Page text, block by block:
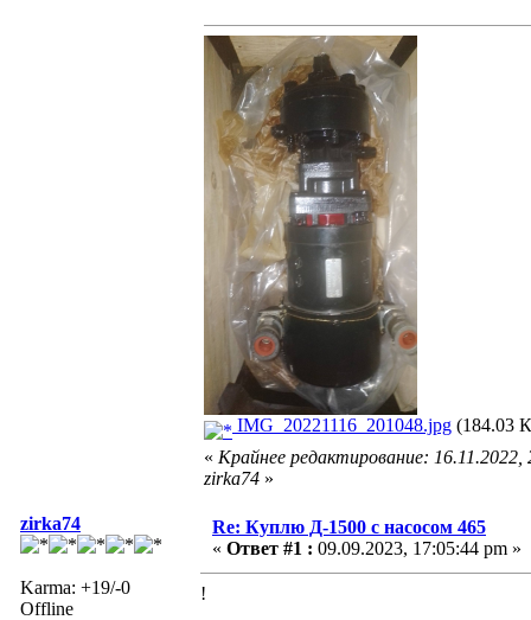
IMG_20221116_201048.jpg (184.03
« Крайнее редактирование:
zirka74 »
zirka74
Karma: +19/-0
Offline
Re: Куплю Д-1500 с насосом 465
« Ответ #1 : 09.09.2023, 17:05:44 pm »
!